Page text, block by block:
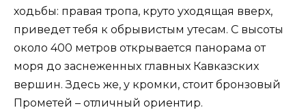
ходьбы: правая тропа, круто уходящая вверх,
приведет тебя к обрывистым утесам. С высоты
около 400 метров открывается панорама от
моря до заснеженных главных Кавказских
вершин. Здесь же, у кромки, стоит бронзовый
Прометей – отличный ориентир.